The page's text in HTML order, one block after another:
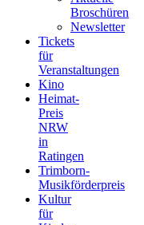
Broschüren
Newsletter
Tickets
für
Veranstaltungen
Kino
Heimat-
Preis
NRW
in
Ratingen
Trimborn-
Musikförderpreis
Kultur
für